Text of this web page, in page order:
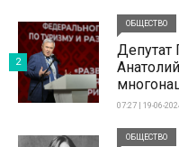
ОБЩЕСТВО
Депутат
07:27 | 19-06-
2
ОБЩЕСТВО